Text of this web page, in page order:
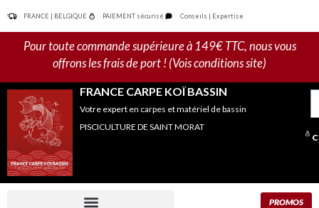
contenu
FRANCE | BELGIQUE PAIEMENT sécurisé Conseils | Expertise
Pour toute commande supérieure à 149€ TTC, nous vous
offrons les frais de port ! (Vois conditions site)
FRANCE CARPE KOÏ BASSIN
Votre expert en carpes et matériel de bassin
PISCICULTURE DE SAINT MORAT
PROMOS